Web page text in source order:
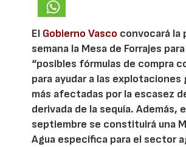
El Gobierno Vasco convocará la
semana la Mesa de Forrajes
“posibles fórmulas de compra
para ayudar a las explotaciones
más afectadas por la escasez
derivada de la sequía. Además,
septiembre se constituirá una
Agua específica para el sector